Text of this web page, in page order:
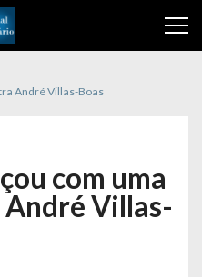
André Villas-Boas
com uma
Villas-